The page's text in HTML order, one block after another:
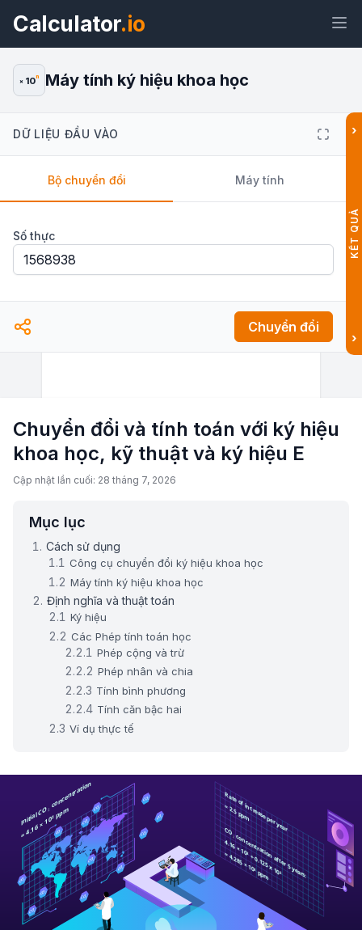
Calculator.io
× 10n Máy tính ký hiệu khoa học
DỮ LIỆU ĐẦU VÀO
Bộ chuyển đổi Máy tính
Số thực
Chuyển đổi
›
KẾT QUẢ
›
Chuyển đổi và tính toán với ký hiệu
khoa học, kỹ thuật và ký hiệu E
Cập nhật lần cuối: 28 tháng 7, 2026
Mục lục
Cách sử dụng
Công cụ chuyển đổi ký hiệu khoa học
Máy tính ký hiệu khoa học
Định nghĩa và thuật toán
Ký hiệu
Các Phép tính toán học
Phép cộng và trừ
Phép nhân và chia
Tính bình phương
Tính căn bậc hai
Ví dụ thực tế